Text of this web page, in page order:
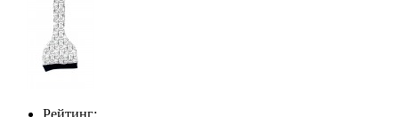
Рейтинг: